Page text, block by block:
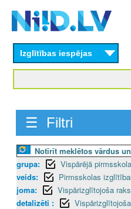
content
Izglītības iespējas
☰ Filtri
Notīrīt meklētos vārdus
grupa:
Vispārējā
veids:
Pirmsskolas
joma:
Vispārizglītojoša
detalizēti :